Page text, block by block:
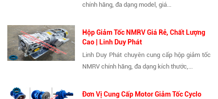
chính hãng, đa dạng model, giá...
Hộp Giảm Tốc NMRV Giá Rẻ, Chất Lượng
Cao | Linh Duy Phát
Linh Duy Phát chuyên cung cấp hộp giảm tốc
NMRV chính hãng, đa dạng kích thước,...
Đơn Vị Cung Cấp Motor Giảm Tốc Cyclo